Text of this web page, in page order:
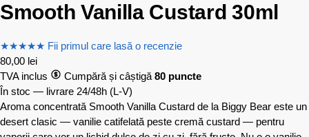
Smooth Vanilla Custard 30ml
★★★★★ Fii primul care lasă o recenzie
80,00 lei
TVA inclus
Cumpără și câștigă 80 puncte
În stoc — livrare 24/48h (L-V)
Aroma concentrată Smooth Vanilla Custard de la Biggy Bear este un
desert clasic — vanilie catifelată peste cremă custard — pentru